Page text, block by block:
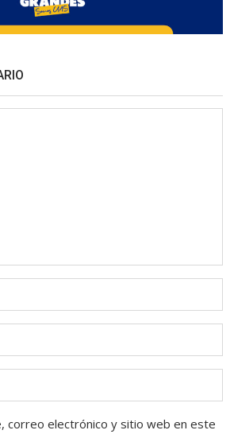
correo electrónico y sitio web en este